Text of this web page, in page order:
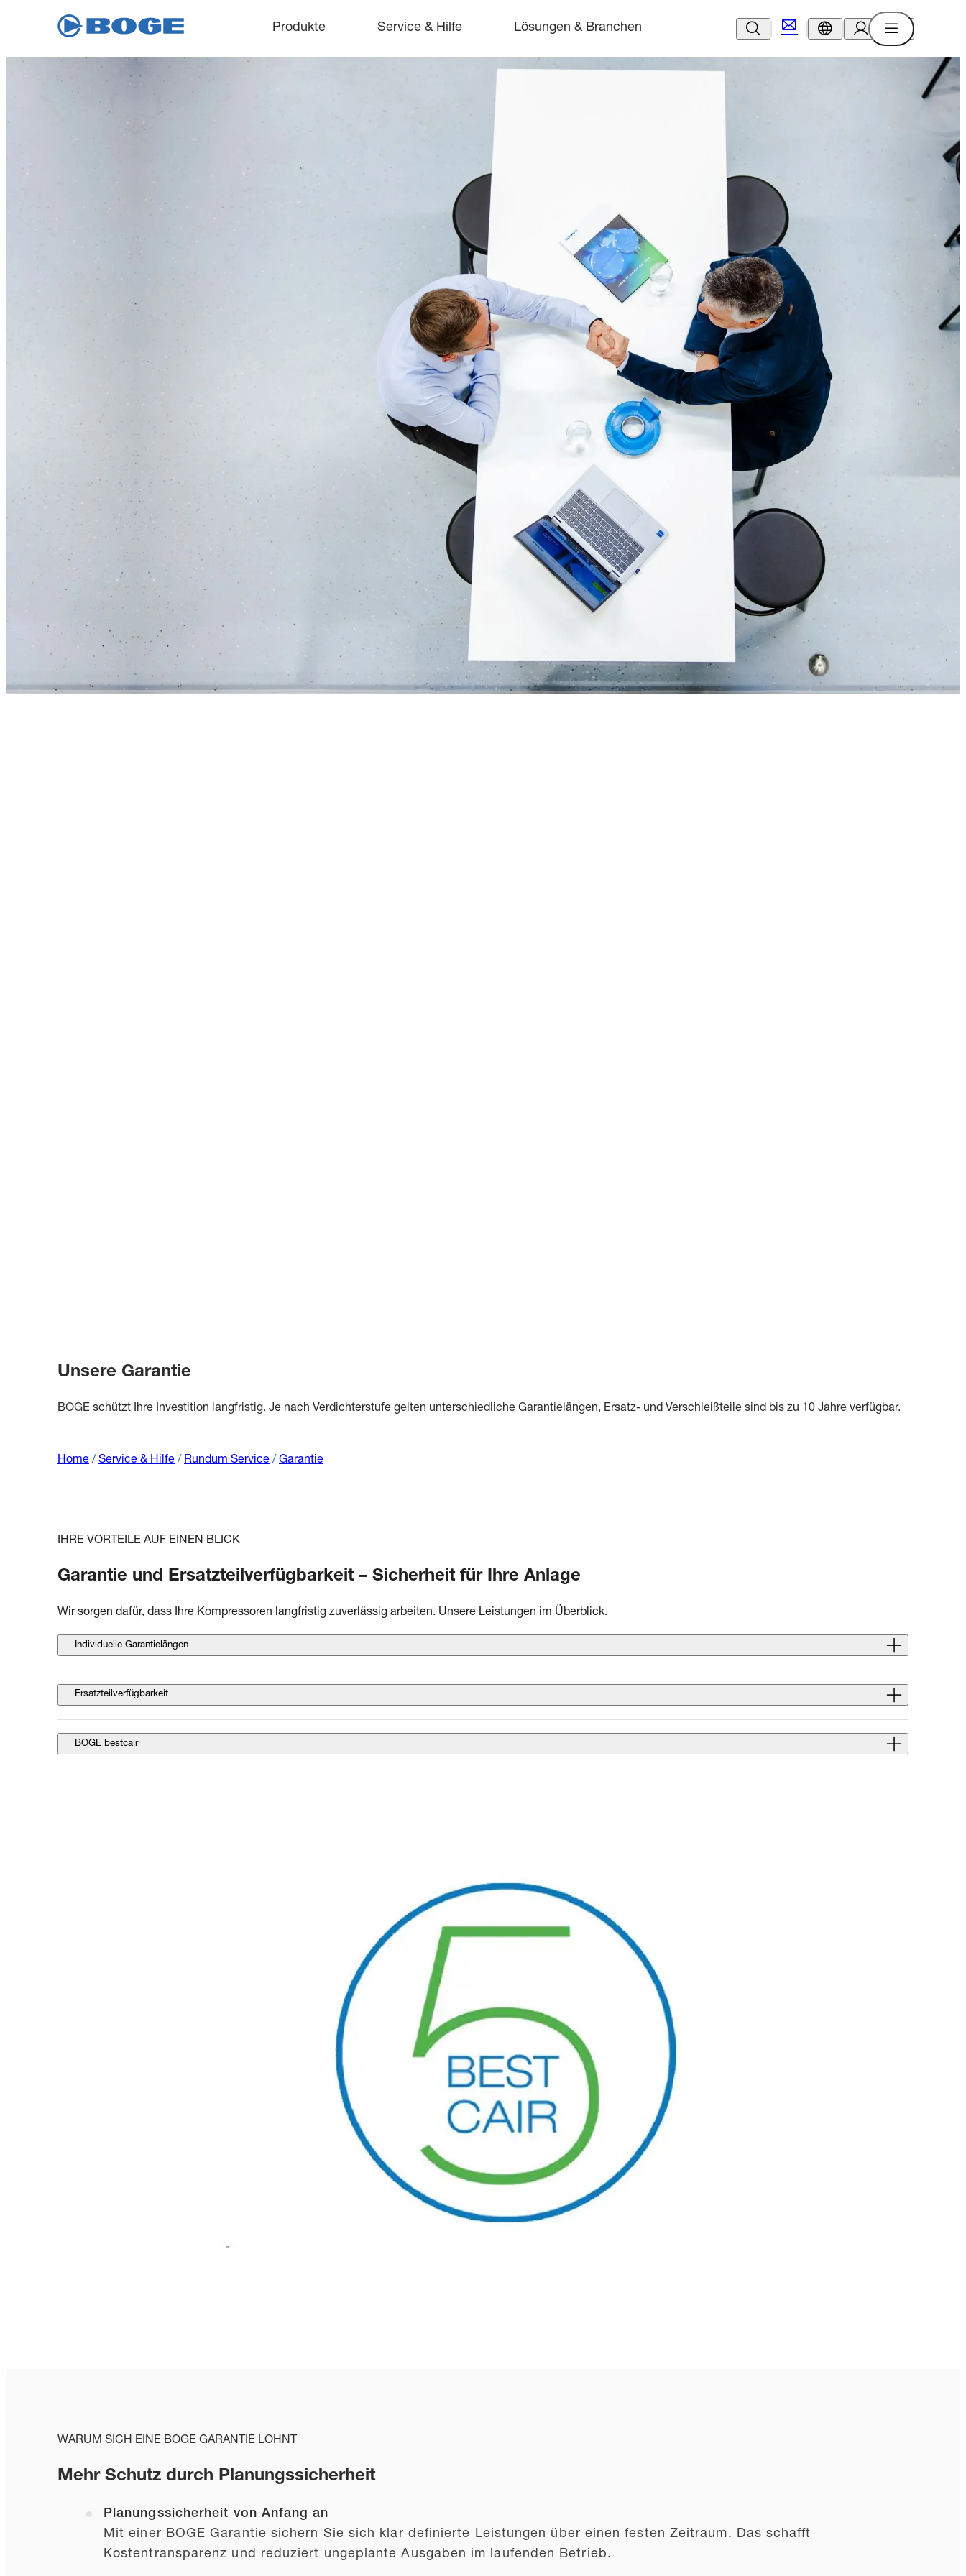
Produkte Service & Hilfe Lösungen & Branchen
Unsere Garantie
BOGE schützt Ihre Investition langfristig. Je nach Verdichterstufe gelten unterschiedliche Garantielängen, Ersatz- und Verschleißteile sind bis zu 10 Jahre verfügbar.
Home / Service & Hilfe / Rundum Service / Garantie
IHRE VORTEILE AUF EINEN BLICK
Garantie und Ersatzteilverfügbarkeit – Sicherheit für Ihre Anlage
Wir sorgen dafür, dass Ihre Kompressoren langfristig zuverlässig arbeiten. Unsere Leistungen im Überblick.
Individuelle Garantielängen
Ersatzteilverfügbarkeit
BOGE bestcair
WARUM SICH EINE BOGE GARANTIE LOHNT
Mehr Schutz durch Planungssicherheit
Planungssicherheit von Anfang an
Mit einer BOGE Garantie sichern Sie sich klar definierte Leistungen über einen festen Zeitraum. Das schafft
Kostentransparenz und reduziert ungeplante Ausgaben im laufenden Betrieb.